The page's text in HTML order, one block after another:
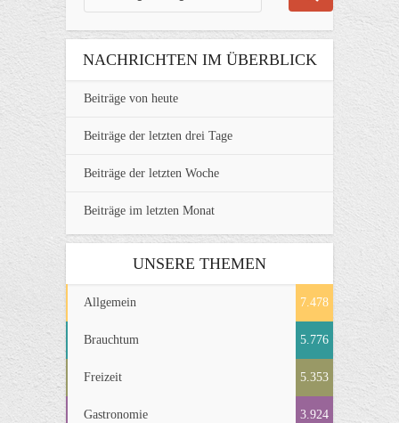
NACHRICHTEN IM ÜBERBLICK
Beiträge von heute
Beiträge der letzten drei Tage
Beiträge der letzten Woche
Beiträge im letzten Monat
UNSERE THEMEN
Allgemein 7.478
Brauchtum 5.776
Freizeit 5.353
Gastronomie 3.924